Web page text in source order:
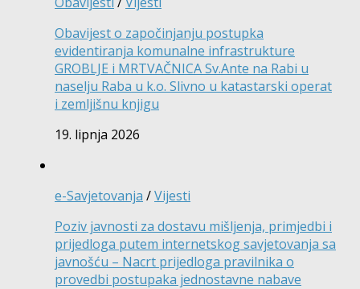
Obavijest o započinjanju postupka
evidentiranja komunalne infrastrukture
GROBLJE i MRTVAČNICA Sv.Ante na Rabi u
naselju Raba u k.o. Slivno u katastarski operat
i zemljišnu knjigu
19. lipnja 2026
e-Savjetovanja /Vijesti
Poziv javnosti za dostavu mišljenja, primjedbi i
prijedloga putem internetskog savjetovanja sa
javnošću – Nacrt prijedloga pravilnika o
provedbi postupaka jednostavne nabave